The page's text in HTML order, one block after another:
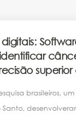
superior
brasileiros,
Santo,